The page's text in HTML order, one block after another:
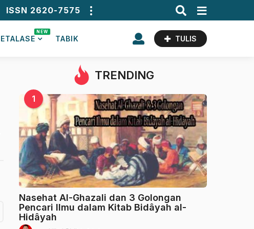
ISSN 2620-7575
ETALASE
NEW
TABIK TULIS
TRENDING
1
Nasehat Al-Ghazali dan 3 Golongan
Pencari Ilmu dalam Kitab Bidâyah al-
Hidâyah